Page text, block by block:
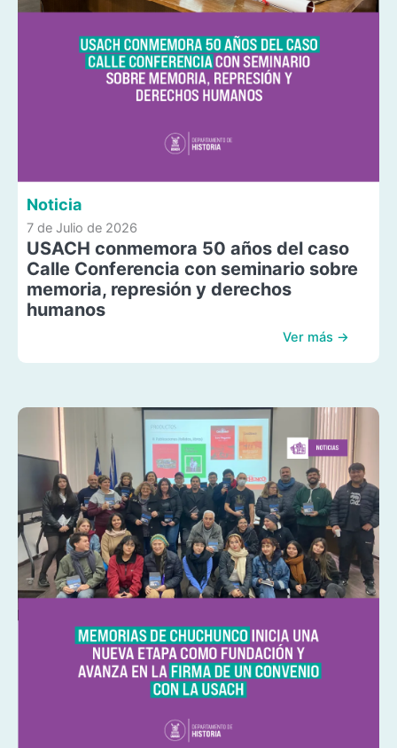
Noticia
7 de Julio de 2026
USACH conmemora 50 años del caso
Calle Conferencia con seminario sobre
memoria, represión y derechos
humanos
Ver más →